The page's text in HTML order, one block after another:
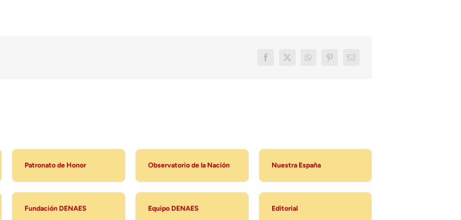
Patronato de Honor Observatorio de la Nación Nuestra España
Fundación DENAES Equipo DENAES Editorial